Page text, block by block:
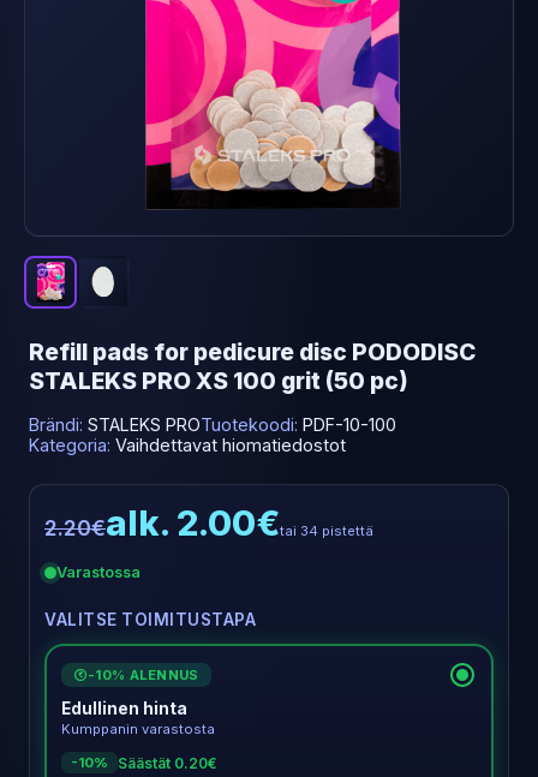
Refill pads for pedicure disc PODODISC
STALEKS PRO XS 100 grit (50 pc)
Brändi: STALEKS PROTuotekoodi: PDF-10-100
Kategoria: Vaihdettavat hiomatiedostot
2.20€alk. 2.00€tai 34 pistettä
Varastossa
VALITSE TOIMITUSTAPA
€ -10% ALENNUS
Edullinen hinta
Kumppanin varastosta
-10%
Säästät 0.20€